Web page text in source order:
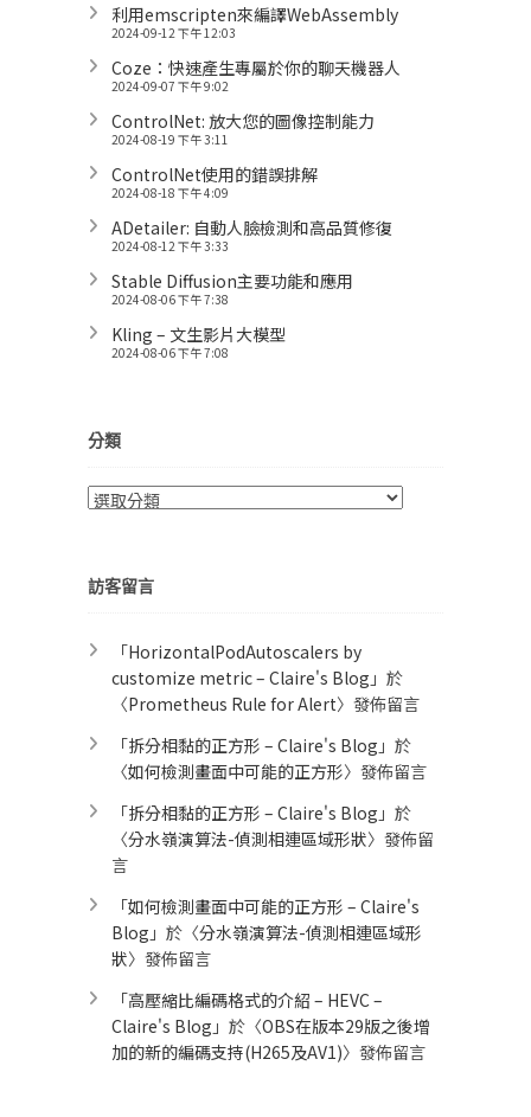
利用emscripten來編譯WebAssembly
2024-09-12 下午 12:03
Coze：快速產生專屬於你的聊天機器人
2024-09-07 下午 9:02
ControlNet: 放大您的圖像控制能力
2024-08-19 下午 3:11
ControlNet使用的錯誤排解
2024-08-18 下午 4:09
ADetailer: 自動人臉檢測和高品質修復
2024-08-12 下午 3:33
Stable Diffusion主要功能和應用
2024-08-06 下午 7:38
Kling – 文生影片大模型
2024-08-06 下午 7:08
分類
分
訪客留言
「HorizontalPodAutoscalers by
customize metric – Claire's Blog 」於
〈Prometheus Rule for Alert​〉發佈留言
「拆分相黏的正方形 – Claire's Blog 」於
〈如何檢測畫面中可能的正方形〉發佈留言
「拆分相黏的正方形 – Claire's Blog 」於
〈分水嶺演算法-偵測相連區域形狀〉發佈留
言
「如何檢測畫面中可能的正方形 – Claire's
Blog 」於〈分水嶺演算法-偵測相連區域形
狀〉發佈留言
「高壓縮比編碼格式的介紹 – HEVC –
Claire's Blog 」於〈OBS在版本29版之後增
加的新的編碼支持(H265及AV1)〉發佈留言